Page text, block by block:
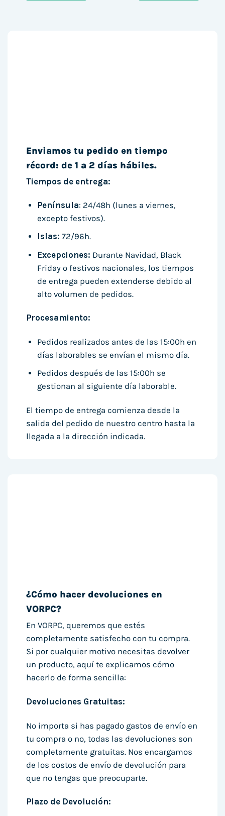
Enviamos tu pedido en tiempo
récord: de 1 a 2 días hábiles.
Tiempos de entrega:
Península: 24/48h (lunes a viernes,
excepto festivos).
Islas: 72/96h.
Excepciones: Durante Navidad, Black
Friday o festivos nacionales, los tiempos
de entrega pueden extenderse debido al
alto volumen de pedidos.
Procesamiento:
Pedidos realizados antes de las 15:00h en
días laborables se envían el mismo día.
Pedidos después de las 15:00h se
gestionan al siguiente día laborable.
El tiempo de entrega comienza desde la
salida del pedido de nuestro centro hasta la
llegada a la dirección indicada.
¿Cómo hacer devoluciones en
VORPC?
En VORPC, queremos que estés
completamente satisfecho con tu compra.
Si por cualquier motivo necesitas devolver
un producto, aquí te explicamos cómo
hacerlo de forma sencilla:
Devoluciones Gratuitas:
No importa si has pagado gastos de envío en
tu compra o no, todas las devoluciones son
completamente gratuitas. Nos encargamos
de los costos de envío de devolución para
que no tengas que preocuparte.
Plazo de Devolución: